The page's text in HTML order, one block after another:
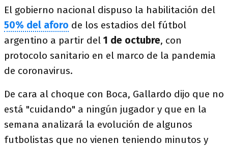
El gobierno nacional dispuso la habilitación del
50% del aforo de los estadios del fútbol
argentino a partir del 1 de octubre, con
protocolo sanitario en el marco de la pandemia
de coronavirus.
De cara al choque con Boca, Gallardo dijo que no
está "cuidando" a ningún jugador y que en la
semana analizará la evolución de algunos
futbolistas que no vienen teniendo minutos y